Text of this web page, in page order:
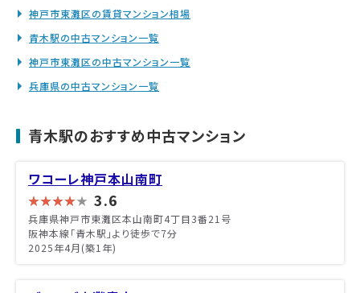
神戸市東灘区の賃貸マンション相場
青木駅の中古マンション一覧
神戸市東灘区の中古マンション一覧
兵庫県の中古マンション一覧
青木駅のおすすめ中古マンション
ワコーレ神戸本山南町
3.6
兵庫県神戸市東灘区本山南町4丁目3番21号
阪神本線「青木駅」より徒歩で7分
2025年4月(築1年)